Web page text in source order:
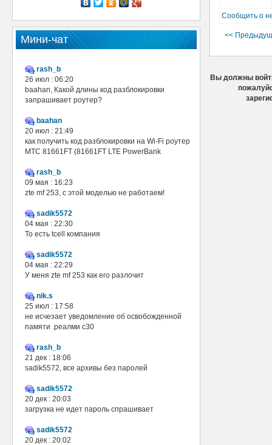
Мини-чат
rash_b
26 июл : 06:20
baahan, Какой длины код разблокировки
запрашивает роутер?
baahan
20 июл : 21:49
как получить код разблокировки на Wi-Fi роутер
МТС 81661FT (81661FT LTE PowerBank
rash_b
09 мая : 16:23
zte mf 253, с этой моделью не работаем!
sadik5572
04 мая : 22:30
То есть tcell компания
sadik5572
04 мая : 22:29
У меня zte mf 253 как его разлочит
nik.s
25 июл : 17:58
не исчезает уведомление об освобожденной
памяти .реалми с30
rash_b
21 дек : 18:06
sadik5572, все архивы без паролей
sadik5572
20 дек : 20:03
загрузка не идет пароль спрашивает
sadik5572
20 дек : 20:02
Сообщить о
<<
Вы должны